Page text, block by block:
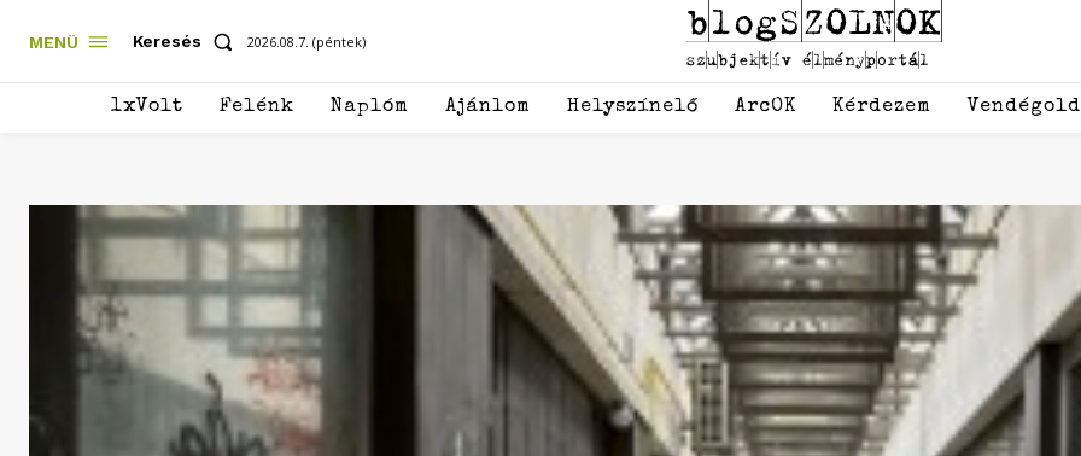
MENÜ Keresés 2026.08.7. (péntek)
1xVolt Felénk Naplóm Ajánlom Helyszínelő ArcOK Kérdezem